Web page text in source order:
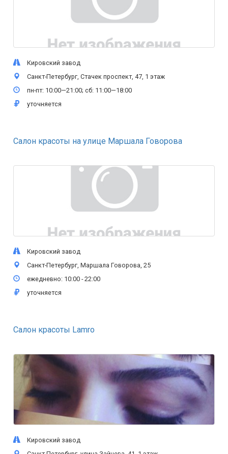
Кировский завод
Санкт-Петербург, Стачек проспект, 47, 1 этаж
пн-пт: 10:00—21:00; сб: 11:00—18:00
уточняется
Салон красоты на улице Маршала Говорова
Кировский завод
Санкт-Петербург, Маршала Говорова, 25
ежедневно: 10:00 - 22:00
уточняется
Салон красоты Lamro
Кировский завод